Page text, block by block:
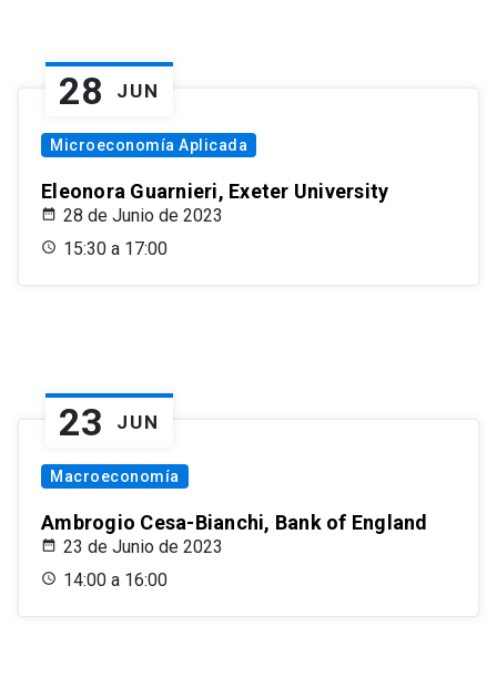
28 JUN
Microeconomía Aplicada
Eleonora Guarnieri, Exeter University
28 de Junio de 2023
15:30 a 17:00
23 JUN
Macroeconomía
Ambrogio Cesa-Bianchi, Bank of England
23 de Junio de 2023
14:00 a 16:00